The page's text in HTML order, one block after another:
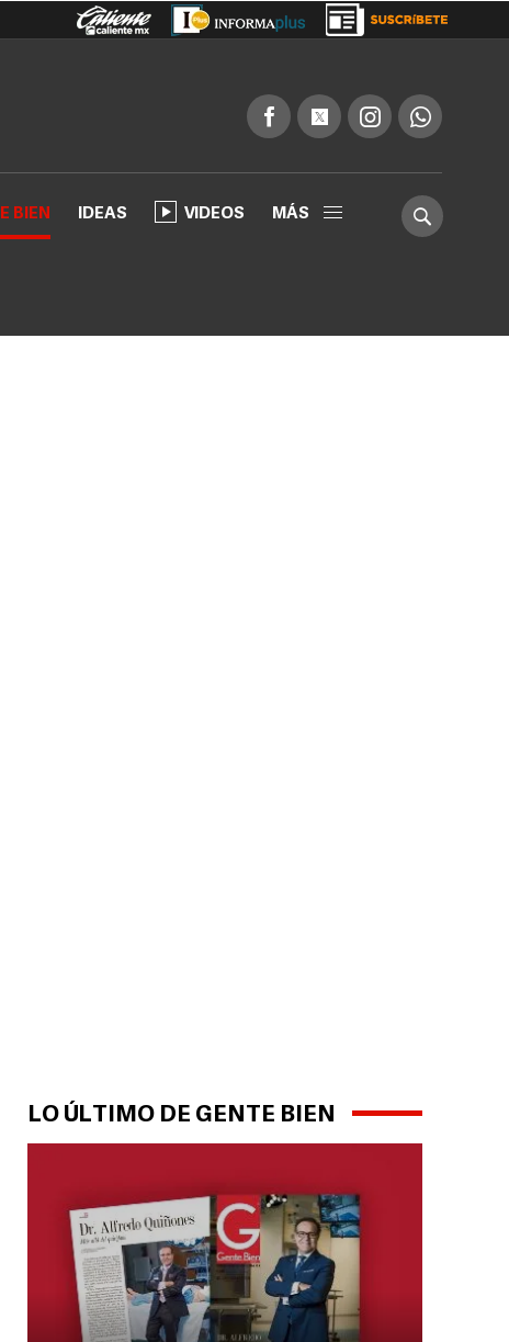
BIEN IDEAS VIDEOS MÁS
LO ÚLTIMO DE GENTE BIEN
Villa. GENTE BIEN JALISCO / A. Rodríguez